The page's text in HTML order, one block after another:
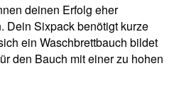
deinen Erfolg eher
Dein Sixpack benötigt kurze
ein Waschbrettbauch bildet
den Bauch mit einer zu hohen